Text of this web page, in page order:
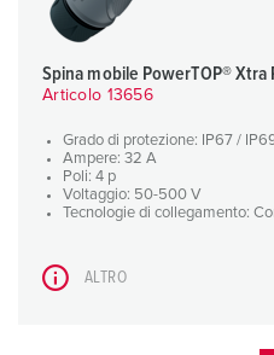
Spina mobile PowerTOP® Xtra
Articolo 13656
Grado di protezione: IP67 /
Ampere: 32 A
Poli: 4 p
Voltaggio: 50-500 V
Tecnologie di collegamento:
ALTRO